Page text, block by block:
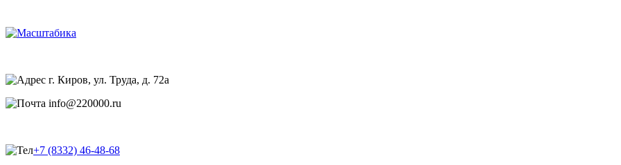
г. Киров, ул. Труда, д. 72а
info@220000.ru
+7 (8332) 46-48-68